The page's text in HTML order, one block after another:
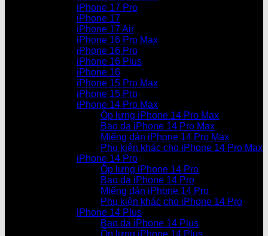
iPhone 17 Pro
iPhone 17
iPhone 17 Air
iPhone 16 Pro Max
iPhone 16 Pro
iPhone 16 Plus
iPhone 16
iPhone 15 Pro Max
iPhone 15 Pro
iPhone 14 Pro Max
Ốp lưng iPhone 14 Pro Max
Bao da iPhone 14 Pro Max
Miếng dán iPhone 14 Pro Max
Phụ kiện khác cho iPhone 14 Pro Max
iPhone 14 Pro
Ốp lưng iPhone 14 Pro
Bao da iPhone 14 Pro
Miếng dán iPhone 14 Pro
Phụ kiện khác cho iPhone 14 Pro
iPhone 14 Plus
Bao da iPhone 14 Plus
Ốp lưng iPhone 14 Plus